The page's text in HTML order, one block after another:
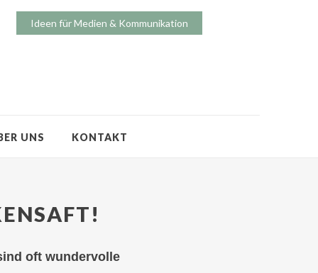
Ideen für Medien & Kommunikation
UNS KONTAKT
oft wundervolle